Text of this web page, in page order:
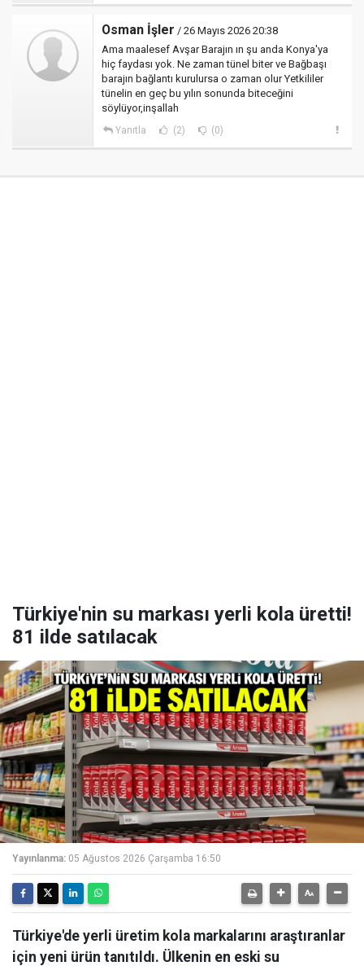
Osman İşler / 26 Mayıs 2026 20:38
Ama maalesef Avşar Barajın ın şu anda Konya'ya
hiç faydası yok. Ne zaman tünel biter ve Bağbaşı
barajın bağlantı kurulursa o zaman olur Yetkililer
tünelin en geç bu yılın sonunda biteceğini
söylüyor,inşallah
Yanıtla (2) (0)
Türkiye'nin su markası yerli kola üretti!
81 ilde satılacak
Yayınlanma: 05 Ağustos 2026 Çarşamba 16:50
Türkiye'de yerli üretim kola markalarını araştıranlar
için yeni ürün tanıtıldı. Ülkenin en eski su